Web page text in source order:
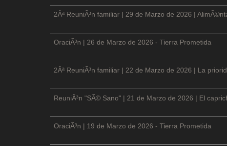
2Âª ReuniÃ³n familiar | 29 de Marzo de 2026 |
OraciÃ³n | 26 de Marzo de 2026 - Tierra Prometida
2Âª ReuniÃ³n familiar | 22 de Marzo de 2026 | La
ReuniÃ³n "SÃ© Sano" | 21 de Marzo de 2026 | El
OraciÃ³n | 19 de Marzo de 2026 - Tierra Prometida